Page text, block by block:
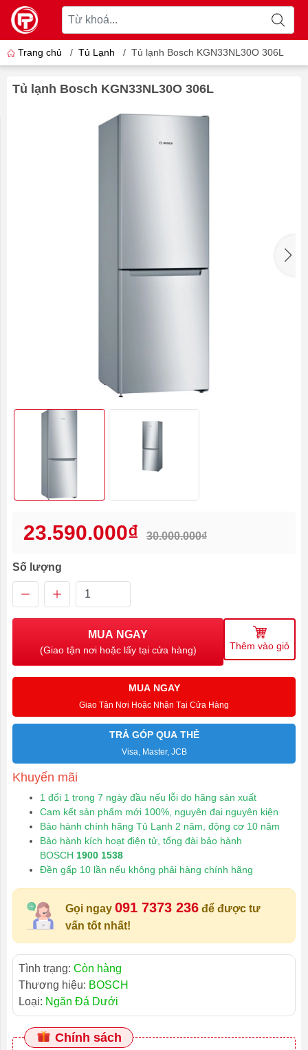
Trang chủ / Tủ Lạnh / Tủ lạnh Bosch KGN33NL30O 306L
Tủ lạnh Bosch KGN33NL30O 306L
23.590.000₫ 30.000.000₫
Số lượng
MUA NGAY
(Giao tận nơi hoặc lấy tại cửa hàng) Thêm vào giỏ
MUA NGAY
Giao Tận Nơi Hoặc Nhận Tại Cửa Hàng
TRẢ GÓP QUA THẺ
Visa, Master, JCB
Khuyến mãi
1 đổi 1 trong 7 ngày đầu nếu lỗi do hãng sản xuất
Cam kết sản phẩm mới 100%, nguyên đai nguyên kiện
Bảo hành chính hãng Tủ Lạnh 2 năm, động cơ 10 năm
Bảo hành kích hoạt điện tử, tổng đài bảo hành
BOSCH 1900 1538
Đền gấp 10 lần nếu không phải hàng chính hãng
Gọi ngay 091 7373 236 để được tư
vấn tốt nhất!
Tình trạng: Còn hàng
Thương hiệu: BOSCH
Loại: Ngăn Đá Dưới
Chính sách